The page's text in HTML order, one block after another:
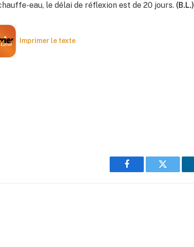
eau, le délai de réflexion est de 20 jours. (B.L.)
Imprimer le texte
Facebook Twitter